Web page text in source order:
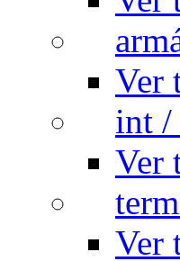
Ver
int /
Ver
Ver